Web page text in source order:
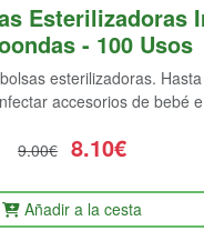
Esterilizadoras
- 100 Usos
esterilizadoras.
accesorios de bebé
9.00€ 8.10€
Añadir a la cesta